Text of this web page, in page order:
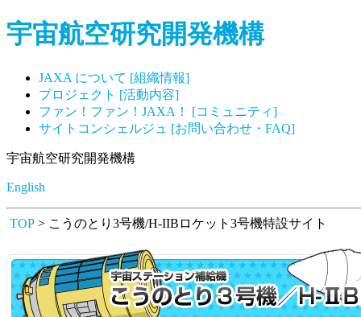
宇宙航空研究開発機構
JAXA について [組織情報]
プロジェクト [活動内容]
ファン！ファン！JAXA！ [コミュニティ]
サイトコンシェルジュ [お問い合わせ・FAQ]
宇宙航空研究開発機構
English
TOP > こうのとり3号機/H-IIBロケット3号機特設サイト